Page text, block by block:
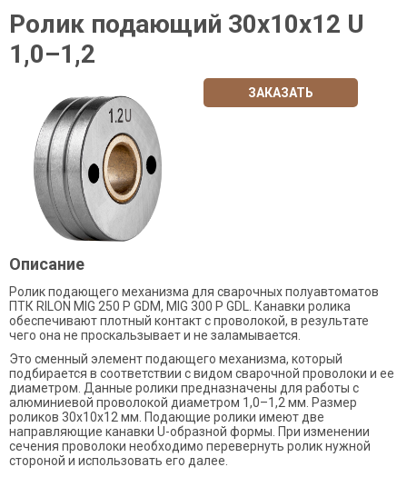
Ролик подающий 30х10х12 U
1,0–1,2
ЗАКАЗАТЬ
Описание
Ролик подающего механизма для сварочных полуавтоматов
ПТК RILON MIG 250 P GDM, MIG 300 P GDL. Канавки ролика
обеспечивают плотный контакт с проволокой, в результате
чего она не проскальзывает и не заламывается.
Это сменный элемент подающего механизма, который
подбирается в соответствии с видом сварочной проволоки и ее
диаметром. Данные ролики предназначены для работы с
алюминиевой проволокой диаметром 1,0–1,2 мм. Размер
роликов 30х10х12 мм. Подающие ролики имеют две
направляющие канавки U-образной формы. При изменении
сечения проволоки необходимо перевернуть ролик нужной
стороной и использовать его далее.